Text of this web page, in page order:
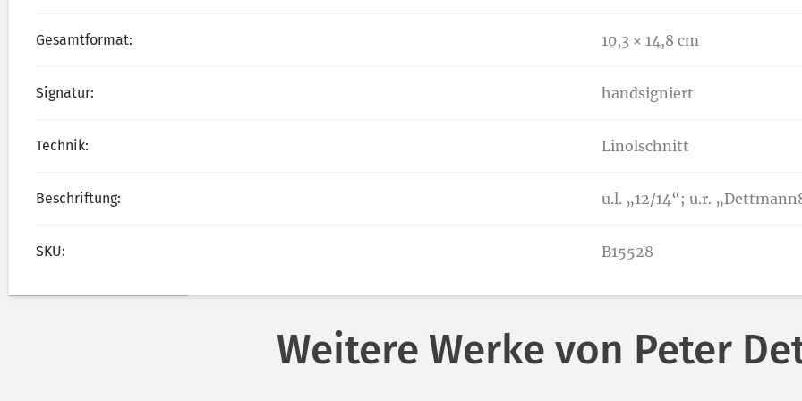
Gesamtformat: 10,3 × 14,8 cm
Signatur: handsigniert
Technik: Linolschnitt
Beschriftung: u.l. „12/14“; u.r.
SKU: B15528
Weitere Werke von Peter